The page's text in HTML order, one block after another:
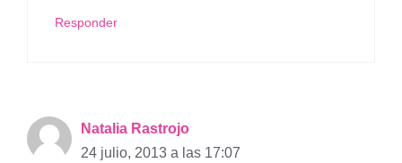
Responder
Natalia Rastrojo
24 julio, 2013 a las 17:07